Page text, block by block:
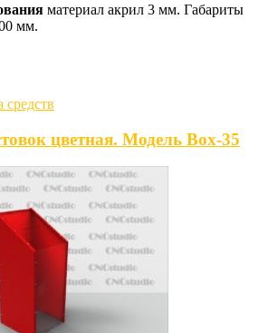
материал акрил 3 мм. Габариты
мм.
цветная. Модель Box-35